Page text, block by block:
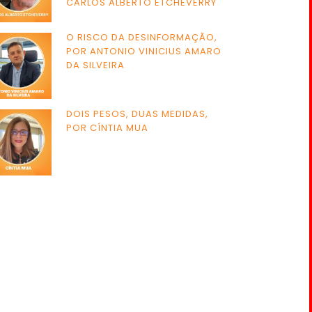
O RISCO DA DESINFORMAÇÃO,
POR ANTONIO VINICIUS AMARO
DA SILVEIRA
DOIS PESOS, DUAS MEDIDAS,
POR CÍNTIA MUA